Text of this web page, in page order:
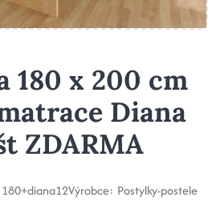
180 x 200 cm
Diana
ZDARMA
Výrobce: Postylky-postele